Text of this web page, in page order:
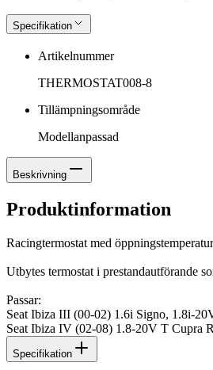
Specifikation
Artikelnummer
THERMOSTAT008-8
Tillämpningsområde
Modellanpassad
Beskrivning
Produktinformation
Racingtermostat med
Utbytes termostat i prestandautförande
Passar:
Seat Ibiza III (00-02) 1.6i Signo, 1.8i-
Seat Ibiza IV (02-08) 1.8-20V T Cupra
Specifikation